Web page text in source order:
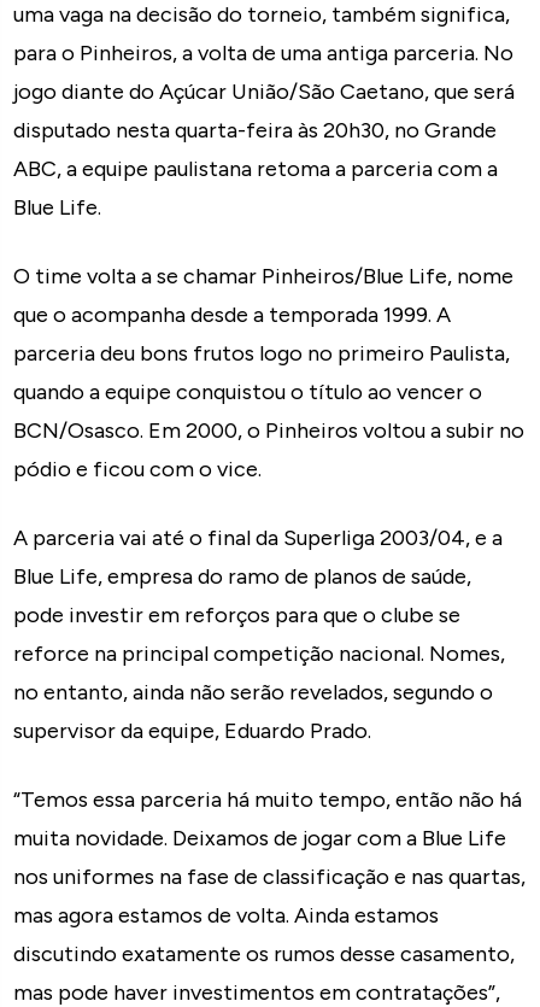
uma vaga na decisão do torneio, também significa,
para o Pinheiros, a volta de uma antiga parceria. No
jogo diante do Açúcar União/São Caetano, que será
disputado nesta quarta-feira às 20h30, no Grande
ABC, a equipe paulistana retoma a parceria com a
Blue Life.
O time volta a se chamar Pinheiros/Blue Life, nome
que o acompanha desde a temporada 1999. A
parceria deu bons frutos logo no primeiro Paulista,
quando a equipe conquistou o título ao vencer o
BCN/Osasco. Em 2000, o Pinheiros voltou a subir no
pódio e ficou com o vice.
A parceria vai até o final da Superliga 2003/04, e a
Blue Life, empresa do ramo de planos de saúde,
pode investir em reforços para que o clube se
reforce na principal competição nacional. Nomes,
no entanto, ainda não serão revelados, segundo o
supervisor da equipe, Eduardo Prado.
“Temos essa parceria há muito tempo, então não há
muita novidade. Deixamos de jogar com a Blue Life
nos uniformes na fase de classificação e nas quartas,
mas agora estamos de volta. Ainda estamos
discutindo exatamente os rumos desse casamento,
mas pode haver investimentos em contratações”,